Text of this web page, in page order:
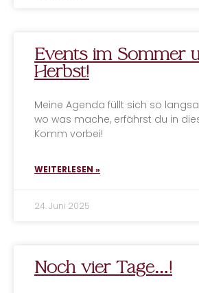
Events im Sommer
Herbst!
Meine Agenda füllt sich so
wo was mache, erfährst du in
Komm vorbei!
WEITERLESEN »
24. Juni 2025
Noch vier Tage…!